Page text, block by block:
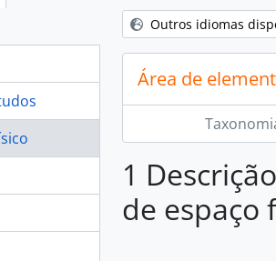
Outros idiomas
Área de
1
de espaço